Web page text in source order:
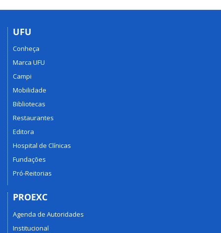
UFU
Conheça
Marca UFU
Campi
Mobilidade
Bibliotecas
Restaurantes
Editora
Hospital de Clínicas
Fundações
Pró-Reitorias
PROEXC
Agenda de Autoridades
Institucional